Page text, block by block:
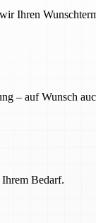
Ihren
– auf Wunsch
Bedarf.